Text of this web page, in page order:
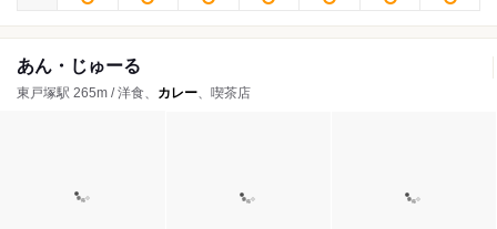
あん・じゅーる
東戸塚駅 265m / 洋食、 カレー、喫茶店